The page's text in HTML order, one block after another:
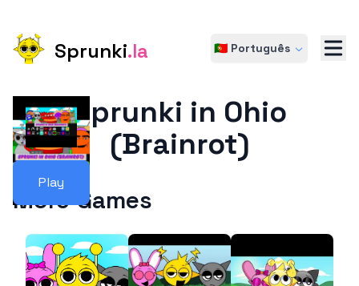
Sprunki.la 🇵🇹 Português
Play
Sprunki in Ohio
(Brainrot)
More Games